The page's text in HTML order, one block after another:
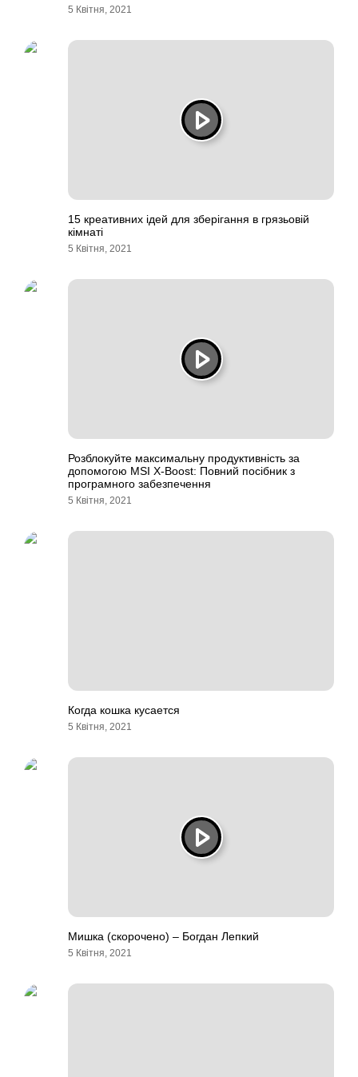
5 Квітня, 2021
15 креативних ідей для зберігання в грязьовій
кімнаті
5 Квітня, 2021
Розблокуйте максимальну продуктивність за
допомогою MSI X-Boost: Повний посібник з
програмного забезпечення
5 Квітня, 2021
Когда кошка кусается
5 Квітня, 2021
Мишка (скорочено) – Богдан Лепкий
5 Квітня, 2021